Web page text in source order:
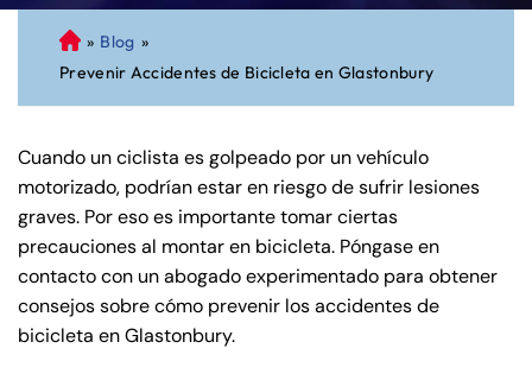
A
bo
ga
de
Pe
rs
on
al
Inj
ur
» Blog »
Prevenir Accidentes de Bicicleta en Glastonbury
Cuando un ciclista es golpeado por un vehículo
motorizado, podrían estar en riesgo de sufrir lesiones
graves. Por eso es importante tomar ciertas
precauciones al montar en bicicleta. Póngase en
contacto con un abogado experimentado para obtener
consejos sobre cómo prevenir los accidentes de
bicicleta en Glastonbury.